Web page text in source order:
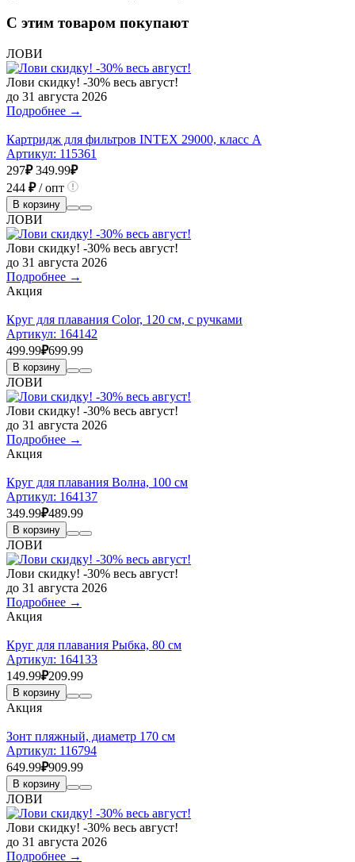
С этим товаром покупают
ЛОВИ
Лови скидку! -30% весь август!
до 31 августа 2026
Подробнее →
Картридж для фильтров INTEX 29000, класс А
Артикул: 115361
297₽ 349.99₽
244 ₽/ опт
В корзину
ЛОВИ
Лови скидку! -30% весь август!
до 31 августа 2026
Подробнее →
Акция
Круг для плавания Color, 120 см, с ручками
Артикул: 164142
499.99₽699.99
В корзину
ЛОВИ
Лови скидку! -30% весь август!
до 31 августа 2026
Подробнее →
Акция
Круг для плавания Волна, 100 см
Артикул: 164137
349.99₽489.99
В корзину
ЛОВИ
Лови скидку! -30% весь август!
до 31 августа 2026
Подробнее →
Акция
Круг для плавания Рыбка, 80 см
Артикул: 164133
149.99₽209.99
В корзину
Акция
Зонт пляжный, диаметр 170 см
Артикул: 116794
649.99₽909.99
В корзину
ЛОВИ
Лови скидку! -30% весь август!
до 31 августа 2026
Подробнее →